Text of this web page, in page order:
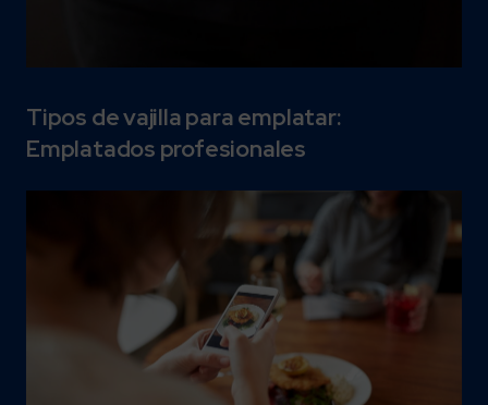
Tipos de vajilla para emplatar:
Emplatados profesionales